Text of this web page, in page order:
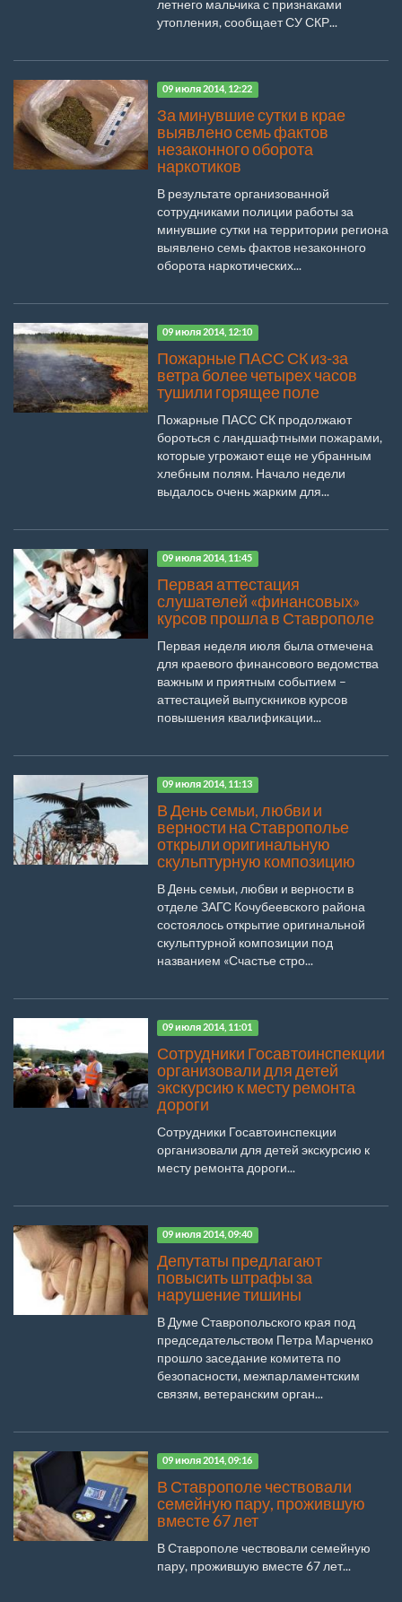
летнего мальчика с признаками
утопления, сообщает СУ СКР...
09 июля 2014, 12:22
За минувшие сутки в крае
выявлено семь фактов
незаконного оборота
наркотиков
В результате организованной
сотрудниками полиции работы за
минувшие сутки на территории региона
выявлено семь фактов незаконного
оборота наркотических...
09 июля 2014, 12:10
Пожарные ПАСС СК из-за
ветра более четырех часов
тушили горящее поле
Пожарные ПАСС СК продолжают
бороться с ландшафтными пожарами,
которые угрожают еще не убранным
хлебным полям. Начало недели
выдалось очень жарким для...
09 июля 2014, 11:45
Первая аттестация
слушателей «финансовых»
курсов прошла в Ставрополе
Первая неделя июля была отмечена
для краевого финансового ведомства
важным и приятным событием –
аттестацией выпускников курсов
повышения квалификации...
09 июля 2014, 11:13
В День семьи, любви и
верности на Ставрополье
открыли оригинальную
скульптурную композицию
В День семьи, любви и верности в
отделе ЗАГС Кочубеевского района
состоялось открытие оригинальной
скульптурной композиции под
названием «Счастье стро...
09 июля 2014, 11:01
Сотрудники Госавтоинспекции
организовали для детей
экскурсию к месту ремонта
дороги
Сотрудники Госавтоинспекции
организовали для детей экскурсию к
месту ремонта дороги...
09 июля 2014, 09:40
Депутаты предлагают
повысить штрафы за
нарушение тишины
В Думе Ставропольского края под
председательством Петра Марченко
прошло заседание комитета по
безопасности, межпарламентским
связям, ветеранским орган...
09 июля 2014, 09:16
В Ставрополе чествовали
семейную пару, прожившую
вместе 67 лет
В Ставрополе чествовали семейную
пару, прожившую вместе 67 лет...